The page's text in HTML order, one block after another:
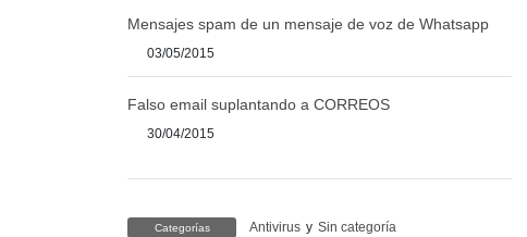
Mensajes spam de un mensaje de voz de Whatsapp
03/05/2015
Falso email suplantando a CORREOS
30/04/2015
Categorías Antivirus y Sin categoría